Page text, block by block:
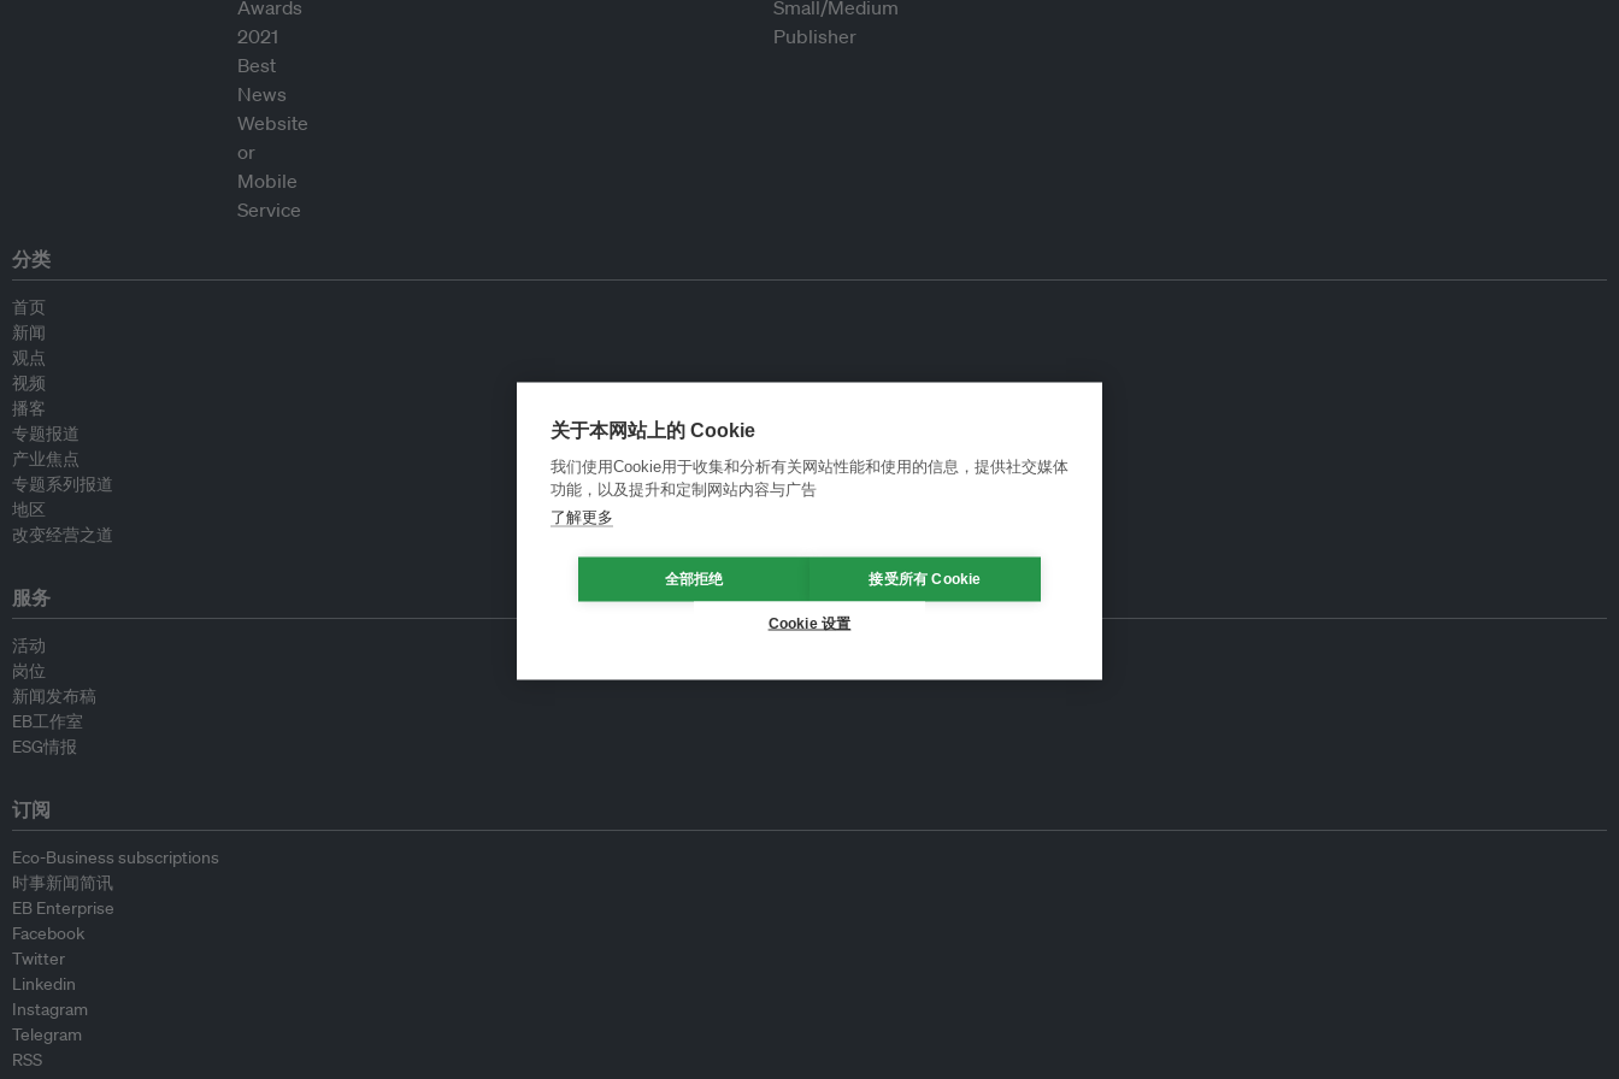
分类
首页
新闻
观点
视频
播客
专题报道
产业焦点
专题系列报道
地区
改变经营之道
服务
活动
岗位
新闻发布稿
EB工作室
ESG情报
订阅
Eco-Business subscriptions
时事新闻简讯
EB Enterprise
Facebook
Twitter
Linkedin
Instagram
Telegram
RSS
关于本网站上的 Cookie
我们使用Cookie用于收集和分析有关网站性能和使用的信息，提供社交媒体
功能，以及提升和定制网站内容与广告
了解更多
全部拒绝 接受所有 Cookie
Cookie 设置